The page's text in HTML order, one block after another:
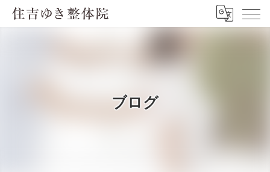
ブログ